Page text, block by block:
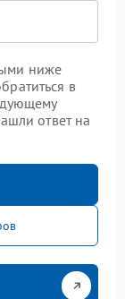
ниже
в
ответ на